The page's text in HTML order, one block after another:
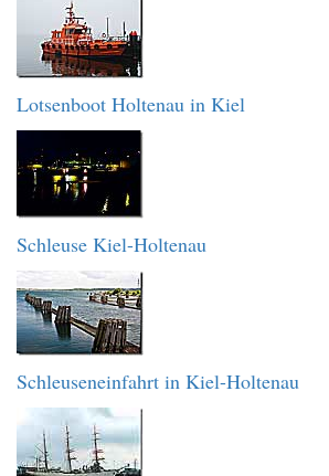
Lotsenboot Holtenau in Kiel
Schleuse Kiel-Holtenau
Schleuseneinfahrt in Kiel-Holtenau